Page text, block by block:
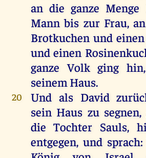
an die ganze Menge
Mann bis zur Frau,an
Brotkuchen und einen
und einen
ganze Volk ging hin,
seinem Haus.
20 Und als David
sein Haus zu segnen,
die Tochter Sauls,
entgegen, und sprach